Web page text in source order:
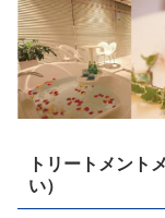
トリートメント
い）